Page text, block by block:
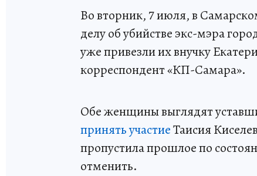
Во вторник, 7 июля, в
делу об убийстве экс-мэра
уже привезли их внучку
корреспондент «КП-Самара».
Обе женщины выглядят
принять участиеТаисия
пропустила прошлое по
отменить.